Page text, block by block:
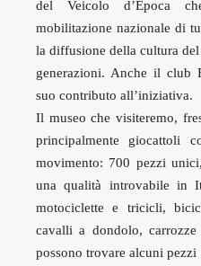
del Veicolo d’Epoca
mobilitazione nazionale di
la diffusione della cultura
generazioni. Anche il club
suo contributo all’iniziativa.
Il museo che visiteremo,
principalmente giocattoli
movimento: 700 pezzi
una qualità introvabile in
motociclette e tricicli,
cavalli a dondolo,
possono trovare alcuni